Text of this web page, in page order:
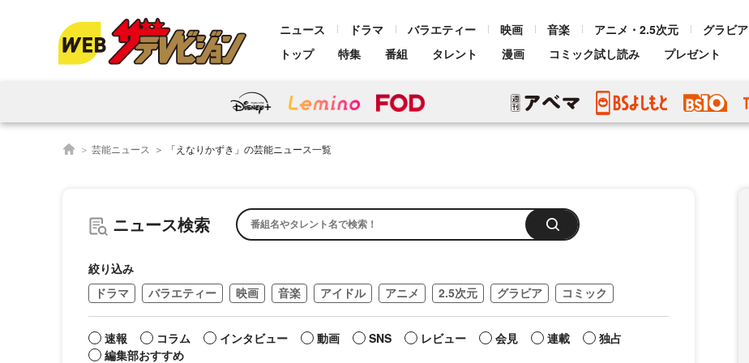
ニュース ドラマ バラエティー 映画 音楽 アニメ・2.5次元 グラビア
トップ
特集 番組 タレント 漫画 コミック試し読み プレゼント
芸能ニュース 「えなりかずき」の芸能ニュース一覧
ニュース検索
絞り込み
ドラマ
バラエティー 映画 音楽 アイドル アニメ 2.5次元 グラビア コミック
速報 コラム インタビュー 動画 SNS レビュー 会見 連載
独占
編集部おすすめ